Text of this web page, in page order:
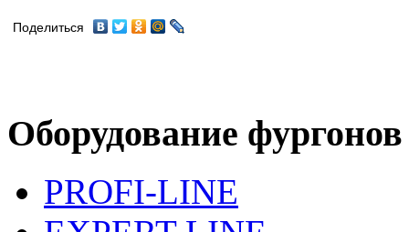
Поделиться
Оборудование фургонов
PROFI-LINE